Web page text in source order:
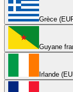
Grèce
Guyane
Irlande